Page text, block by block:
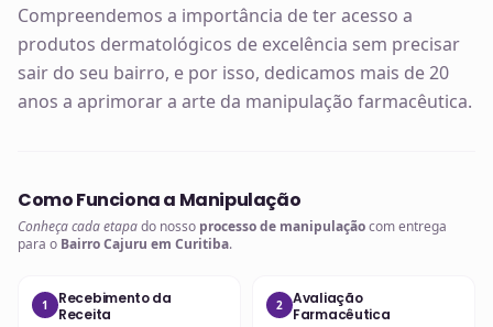
Compreendemos a importância de ter acesso a
produtos dermatológicos de excelência sem precisar
sair do seu bairro, e por isso, dedicamos mais de 20
anos a aprimorar a arte da manipulação farmacêutica.
Como Funciona a Manipulação
Conheça cada etapado nosso processo de manipulaçãocom entrega
para o Bairro Cajuru em Curitiba.
1
Recebimento da
Receita
2
Avaliação
Farmacêutica